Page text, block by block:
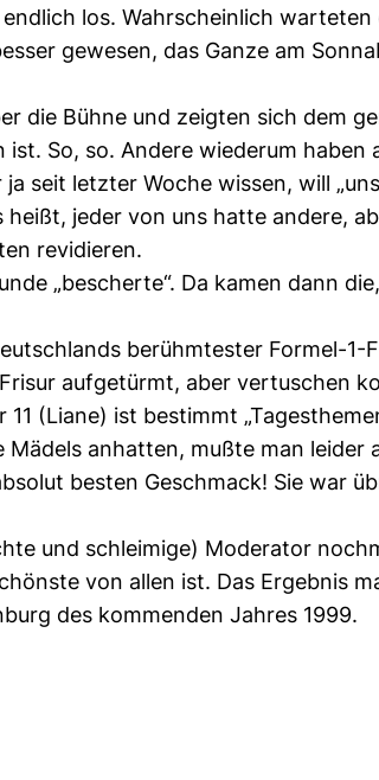
los. Wahrscheinlich
gewesen, das Ganze am
die Bühne und zeigten sich dem
So, so. Andere wiederum
seit letzter Woche wissen, will
jeder von uns hatte andere,
revidieren.
„bescherte“. Da kamen dann
berühmtester Formel-
aufgetürmt, aber vertuschen
(Liane) ist bestimmt
anhatten, mußte man
besten Geschmack! Sie war
und schleimige) Moderator
von allen ist. Das Ergebnis
des kommenden Jahres 1999.